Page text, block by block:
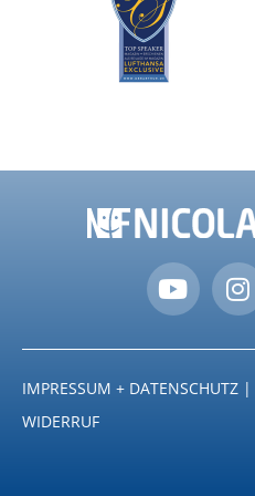
IMPRESSUM + DATENSCHUTZ |
WIDERRUF